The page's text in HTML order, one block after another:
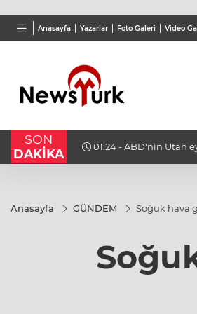
Anasayfa Yazarlar Foto Galeri Video
BGN
27,9743%-0,22
VND
0,0018
SON
DAKİKA
01:24 - ABD'nin Utah
Anasayfa GÜNDEM Soğuk hava